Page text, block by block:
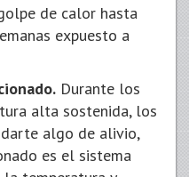
de calor hasta
expuesto a
Durante los
alta sostenida, los
algo de alivio,
es el sistema